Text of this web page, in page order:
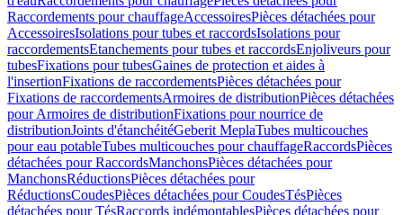
Raccordements pour chauffageAccessoiresPièces détachées pour
AccessoiresIsolations pour tubes et raccordsIsolations pour
raccordementsEtanchements pour tubes et raccordsEnjoliveurs pour
tubesFixations pour tubesGaines de protection et aides à
l'insertionFixations de raccordementsPièces détachées pour
Fixations de raccordementsArmoires de distributionPièces détachées
pour Armoires de distributionFixations pour nourrice de
distributionJoints d'étanchéitéGeberit MeplaTubes multicouches
pour eau potableTubes multicouches pour chauffageRaccordsPièces
détachées pour RaccordsManchonsPièces détachées pour
ManchonsRéductionsPièces détachées pour
RéductionsCoudesPièces détachées pour CoudesTésPièces
détachées pour TésRaccords indémontablesPièces détachées pour